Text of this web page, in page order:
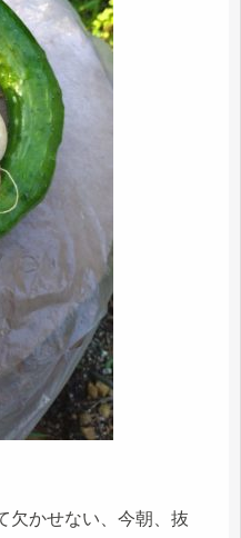
欠かせない、今朝、抜